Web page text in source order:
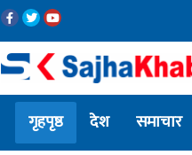
गृहपृष्ठ देश समाचार